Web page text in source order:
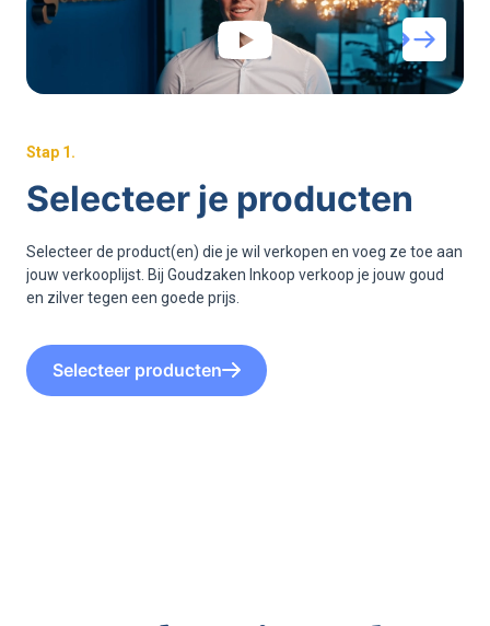
Stap 1.
Selecteer je producten
Selecteer de product(en) die je wil verkopen en voeg ze toe aan
jouw verkooplijst. Bij Goudzaken Inkoop verkoop je jouw goud
en zilver tegen een goede prijs.
Selecteer producten